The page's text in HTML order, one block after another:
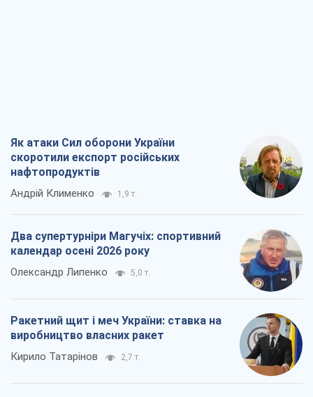
Як атаки Сил оборони України
скоротили експорт російських
нафтопродуктів
Андрій Клименко 1,9 т.
Два супертурніри Магучіх: спортивний
календар осені 2026 року
Олександр Липенко 5,0 т.
Ракетний щит і меч України: ставка на
виробництво власних ракет
Кирило Татарінов 2,7 т.